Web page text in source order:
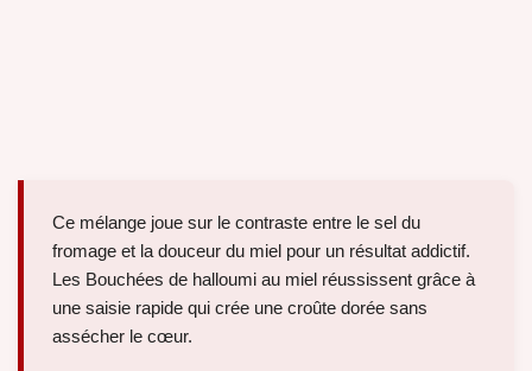
Ce mélange joue sur le contraste entre le sel du
fromage et la douceur du miel pour un résultat addictif.
Les Bouchées de halloumi au miel réussissent grâce à
une saisie rapide qui crée une croûte dorée sans
assécher le cœur.